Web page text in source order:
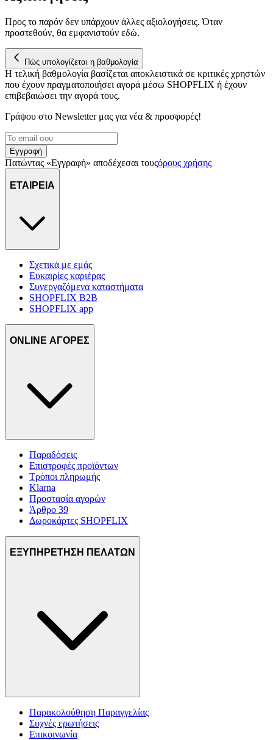
μετρήσεις σχετικά με διαφημίσεις και περιεχόμενο, την καλύτερη
εικόνα του κοινού μας και την ανάπτυξη προϊόντων. Επίσης,
κοινοποιούμε πληροφορίες σχετικά με την από μέρους σας χρήση
τοποθεσίας μας στους συνεργάτες μέσων κοινωνικής δικτύωσης,
διαφημίσεων και ανάλυσης.
Προς το παρόν δεν υπάρχουν άλλες αξιολογήσεις. Όταν
προστεθούν, θα εμφανιστούν εδώ.
Πώς υπολογίζεται η βαθμολογία
Η τελική βαθμολογία βασίζεται αποκλειστικά σε κριτικές χρηστών
που έχουν πραγματοποιήσει αγορά μέσω SHOPFLIX ή έχουν
επιβεβαιώσει την αγορά τους.
Γράψου στο Νewsletter μας για νέα & προσφορές!
Εγγραφή
Πατώντας «Εγγραφή» αποδέχεσαι τουςόρους χρήσης
ΕΤΑΙΡΕΙΑ
Σχετικά με εμάς
Ευκαιρίες καριέρας
Συνεργαζόμενα καταστήματα
SHOPFLIX B2B
SHOPFLIX app
ONLINE ΑΓΟΡΕΣ
Παραδόσεις
Επιστροφές προϊόντων
Τρόποι πληρωμής
Klarna
Προστασία αγορών
Άρθρο 39
Δωροκάρτες SHOPFLIX
ΕΞΥΠΗΡΕΤΗΣΗ ΠΕΛΑΤΩΝ
Παρακολούθηση Παραγγελίας
Συχνές ερωτήσεις
Επικοινωνία